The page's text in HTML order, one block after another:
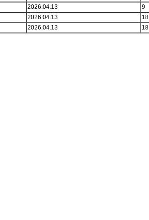
2026.04.13
9
2026.04.13
18
2026.04.13 18